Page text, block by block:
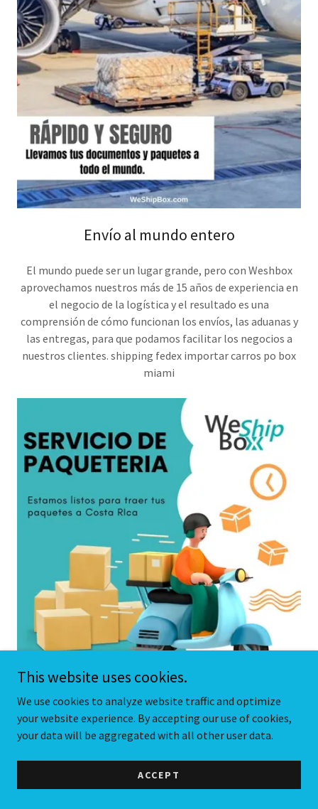
Envío al mundo entero
El mundo puede ser un lugar grande, pero con Weshbox
aprovechamos nuestros más de 15 años de experiencia en
el negocio de la logística y el resultado es una
comprensión de cómo funcionan los envíos, las aduanas y
las entregas, para que podamos facilitar los negocios a
nuestros clientes. shipping fedex importar carros po box
miami
Entregas Nacionales
Entre las muchas opciones que ofrece Weshipbox se
encuentra la entrega de paquetes a nivel nacional.
Podemos cubrir todo el país con nuestras opciones de
This website uses cookies.
We use cookies to analyze website traffic and optimize
your website experience. By accepting our use of cookies,
your data will be aggregated with all other user data.
ACCEPT